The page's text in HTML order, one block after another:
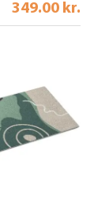
349.00 kr.